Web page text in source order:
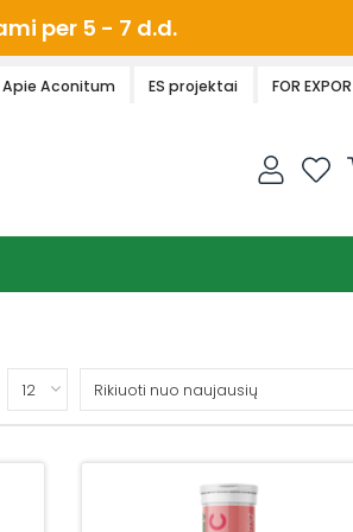
per 5 - 7 d.d.
Apie Aconitum ES projektai FOR